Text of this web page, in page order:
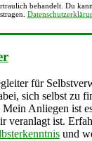
behandelt. Du
für
sich selbst zu
Anliegen ist
veranlagt ist.
und